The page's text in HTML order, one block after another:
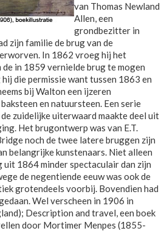
van Thomas Newland
Allen, een
grondbezitter in
zijn familie de brug van de
In 1862 vroeg hij het
in 1859 vernielde brug te mogen
die permissie want tussen 1863 en
bij Walton een ijzeren
en natuursteen. Een serie
zuidelijke uiterwaard maakte deel uit
Het brugontwerp was van E.T.
noch de twee latere bruggen zijn
belangrijke kunstenaars. Niet alleen
uit 1864 minder spectaculair dan zijn
de negentiende eeuw was ook de
grotendeels voorbij. Bovendien had
Wel verscheen in 1906 in
Description and travel, een boek
door Mortimer Menpes (1855-